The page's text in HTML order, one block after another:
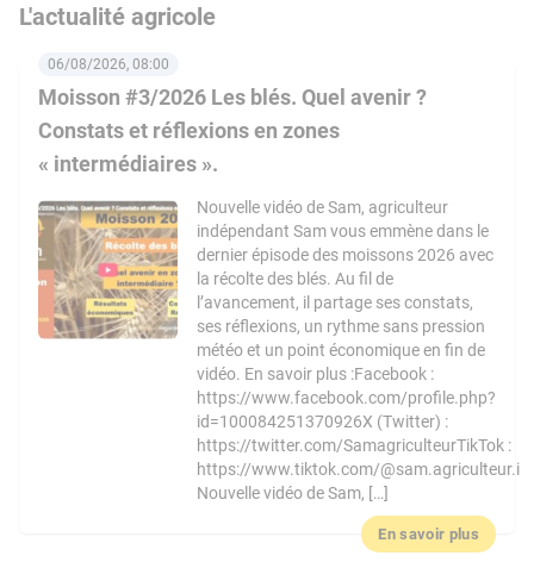
L'actualité agricole
Moisson #3/2026 Les blés. Quel avenir ?
Constats et réflexions en zones
« intermédiaires ».
06/08/2026, 08:00
Nouvelle vidéo de Sam, agriculteur
indépendant Sam vous emmène dans le
dernier épisode des moissons 2026 avec
la récolte des blés. Au fil de
l’avancement, il partage ses constats,
ses réflexions, un rythme sans pression
météo et un point économique en fin de
vidéo. En savoir plus :Facebook :
https://www.facebook.com/profile.php?
id=100084251370926X (Twitter) :
https://twitter.com/SamagriculteurTikTok :
https://www.tiktok.com/@sam.agriculteur.i
Nouvelle vidéo de Sam, […]
En savoir plus